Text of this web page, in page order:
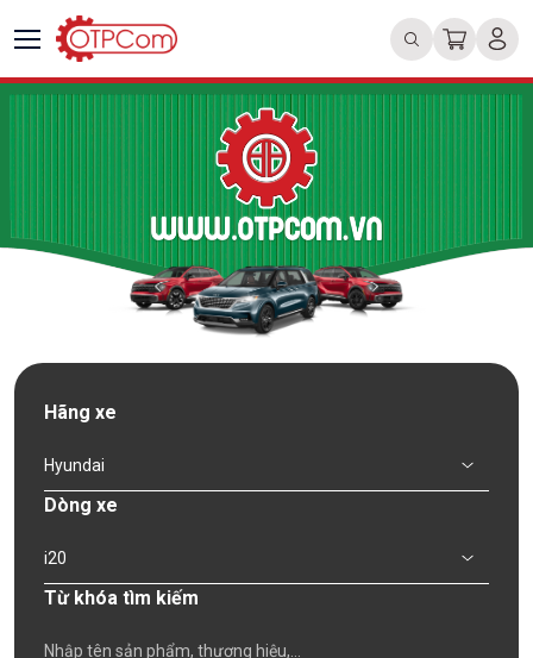
Hãng xe
Hyundai
Dòng xe
i20
Từ khóa tìm kiếm